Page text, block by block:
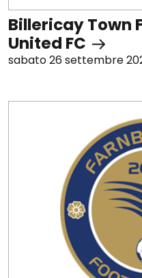
Billericay Town
United FC
sabato 26 settembre